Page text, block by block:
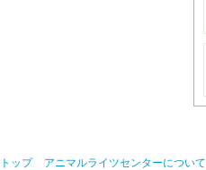
トップ アニマルライツセンターについて